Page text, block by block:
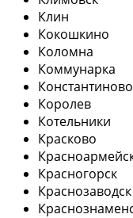
Клин
Кокошкино
Коломна
Коммунарка
Константиново
Королев
Котельники
Красково
Красногорск
Краснозаводск